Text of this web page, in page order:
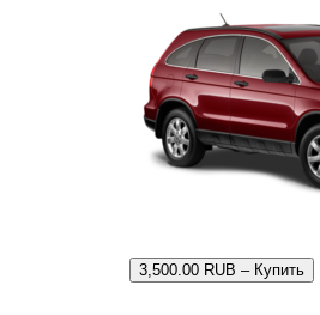
3,500.00 RUB – Купить